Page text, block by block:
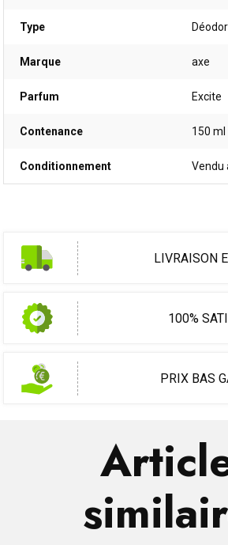
Type
Marque axe
Parfum Excite
Contenance 150 ml
Conditionnement Vendu
LIVRAISON
100%
PRIX BAS